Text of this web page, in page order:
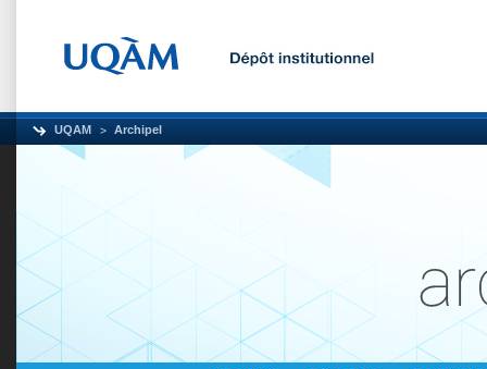
UQAM Archipel